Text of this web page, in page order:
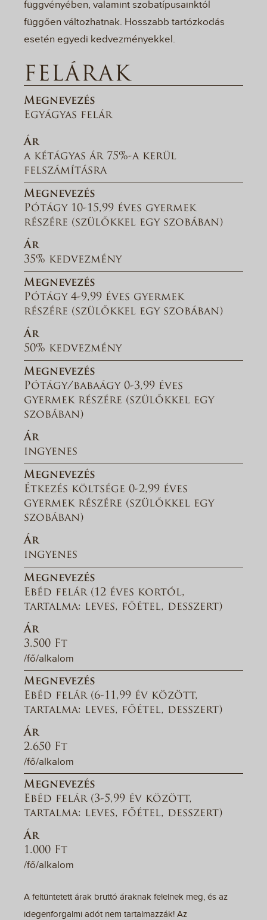
függvényében, valamint szobatípusainktól
függően változhatnak. Hosszabb tartózkodás
esetén egyedi kedvezményekkel.
FELÁRAK
Megnevezés
Egyágyas felár
Ár
a kétágyas ár 75%-a kerül
felszámításra
Megnevezés
Pótágy 10-15,99 éves gyermek
részére (szülőkkel egy szobában)
Ár
35% kedvezmény
Megnevezés
Pótágy 4-9,99 éves gyermek
részére (szülőkkel egy szobában)
Ár
50% kedvezmény
Megnevezés
Pótágy/babaágy 0-3,99 éves
gyermek részére (szülőkkel egy
szobában)
Ár
ingyenes
Megnevezés
Étkezés költsége 0-2,99 éves
gyermek részére (szülőkkel egy
szobában)
Ár
ingyenes
Megnevezés
Ebéd felár (12 éves kortól,
tartalma: leves, főétel, desszert)
Ár
3.500 Ft
/fő/alkalom
Megnevezés
Ebéd felár (6-11,99 év között,
tartalma: leves, főétel, desszert)
Ár
2.650 Ft
/fő/alkalom
Megnevezés
Ebéd felár (3-5,99 év között,
tartalma: leves, főétel, desszert)
Ár
1.000 Ft
/fő/alkalom
A feltüntetett árak bruttó áraknak felelnek meg, és az
idegenforgalmi adót nem tartalmazzák! Az